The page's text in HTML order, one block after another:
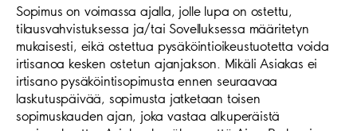
Sopimus on voimassa ajalla, jolle lupa on ostettu,
tilausvahvistuksessa ja/tai Sovelluksessa määritetyn
mukaisesti, eikä ostettua pysäköintioikeustuotetta voida
irtisanoa kesken ostetun ajanjakson. Mikäli Asiakas ei
irtisano pysäköintisopimusta ennen seuraavaa
laskutuspäivää, sopimusta jatketaan toisen
sopimuskauden ajan, joka vastaa alkuperäistä